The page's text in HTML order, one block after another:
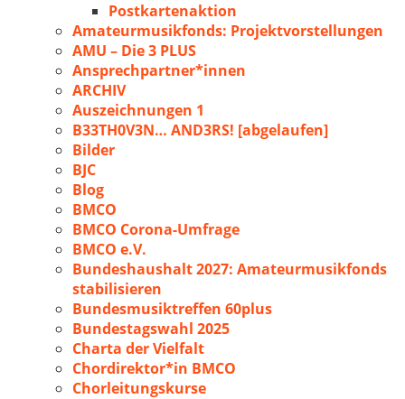
Postkartenaktion
Amateurmusikfonds: Projektvorstellungen
AMU – Die 3 PLUS
Ansprechpartner*innen
ARCHIV
Auszeichnungen 1
B33TH0V3N… AND3RS! [abgelaufen]
Bilder
BJC
Blog
BMCO
BMCO Corona-Umfrage
BMCO e.V.
Bundeshaushalt 2027: Amateurmusikfonds
stabilisieren
Bundesmusiktreffen 60plus
Bundestagswahl 2025
Charta der Vielfalt
Chordirektor*in BMCO
Chorleitungskurse